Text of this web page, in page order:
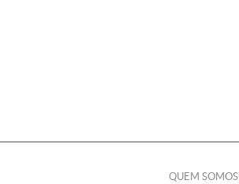
QUEM SOMOS